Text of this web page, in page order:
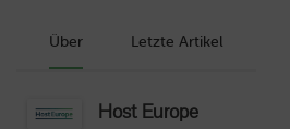
Über Letzte Artikel
Host Europe